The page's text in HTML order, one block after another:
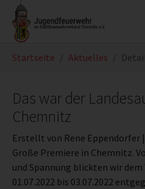
Zum Hauptinhalt springen
Startseite Aktuelles
Das war der
Chemnitz
Erstellt von Rene Eppendorfer |
Große Premiere in Chemnitz.
und Spannung blickten wir dem
01.07.2022 bis 03.07.2022